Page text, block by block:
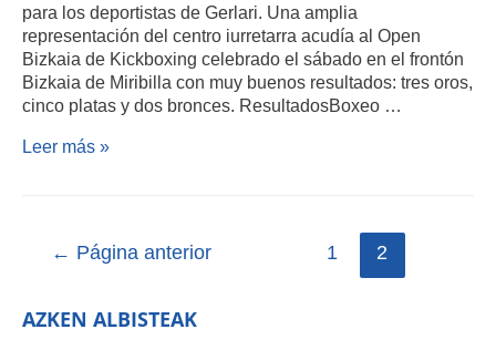
para los deportistas de Gerlari. Una amplia
representación del centro iurretarra acudía al Open
Bizkaia de Kickboxing celebrado el sábado en el frontón
Bizkaia de Miribilla con muy buenos resultados: tres oros,
cinco platas y dos bronces. ResultadosBoxeo …
Leer más »
← Página anterior 1 2
AZKEN ALBISTEAK